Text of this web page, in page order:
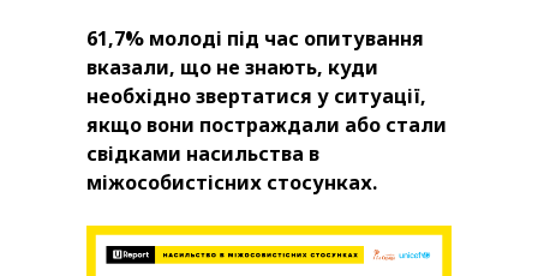
61,7% молоді під час опитування
вказали, що не знають, куди
необхідно звертатися у ситуації,
якщо вони постраждали або стали
свідками насильства в
міжособистісних стосунках.